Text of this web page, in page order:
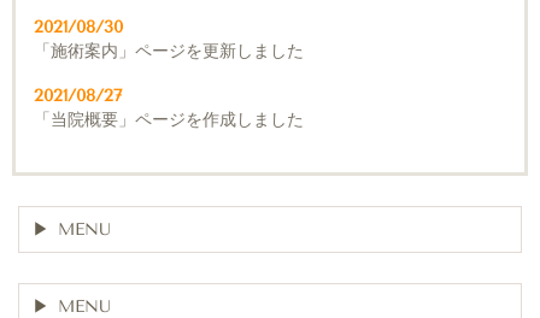
2021/08/30
「施術案内」ページを更新しました
2021/08/27
「当院概要」ページを作成しました
MENU
MENU